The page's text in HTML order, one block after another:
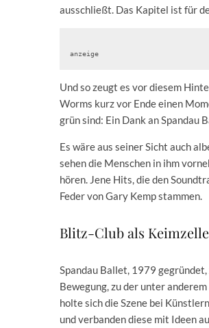
ausschließt. Das Kapitel ist für
anzeige
Und so zeugt es vor diesem
Worms kurz vor Ende einen
grün sind: Ein Dank an Spandau
Es wäre aus seiner Sicht auch
sehen die Menschen in ihm
hören. Jene Hits, die den
Feder von Gary Kemp stammen.
Blitz-Club als Keimzelle
Spandau Ballet, 1979
Bewegung, zu der unter
holte sich die Szene bei
und verbanden diese mit Ideen